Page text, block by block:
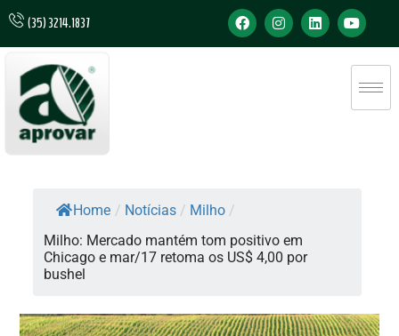
(35) 3214.1837
Home / Notícias / Milho /
Milho: Mercado mantém tom positivo em
Chicago e mar/17 retoma os US$ 4,00 por
bushel